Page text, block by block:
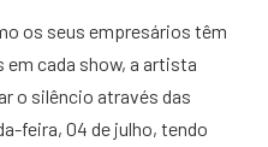
os seus empresários têm
em cada show, a artista
o silêncio através das
feira, 04 de julho, tendo